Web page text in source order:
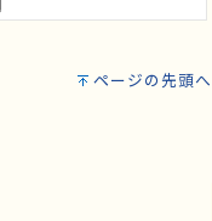
ページの先頭へ